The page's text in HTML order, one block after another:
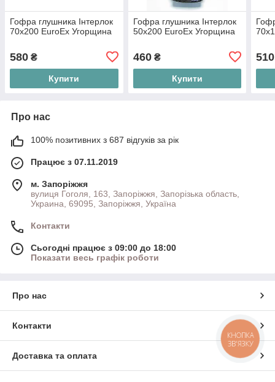
Гофра глушника Інтерлок
70x200 EuroEx Угорщина
580 ₴
Купити
Гофра глушника Інтерлок
50x200 EuroEx Угорщина
460₴
Купити
510
Про нас
100% позитивних з 687 відгуків за рік
Працює з 07.11.2019
м. Запоріжжя
вулиця Гоголя, 163, Запоріжжя, Запорізька область,
Украина, 69095, Запоріжжя, Україна
Контакти
Сьогодні працює з 09:00 до 18:00
Показати весь графік роботи
Про нас
Контакти
Доставка та оплата
КНОПКА
ЗВ'ЯЗКУ